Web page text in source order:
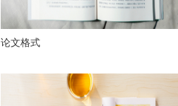
论文格式